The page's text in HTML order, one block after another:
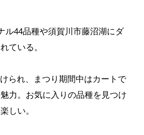
ル44品種や須賀川市藤沼湖にダ
ている。
られ、まつり期間中はカートで
力。お気に入りの品種を見つけ
しい。